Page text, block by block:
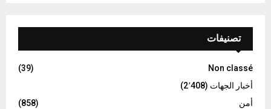
تصنيفات
Non classé
(39)
أخبار الجهات (2٬408)
أمن
(858)